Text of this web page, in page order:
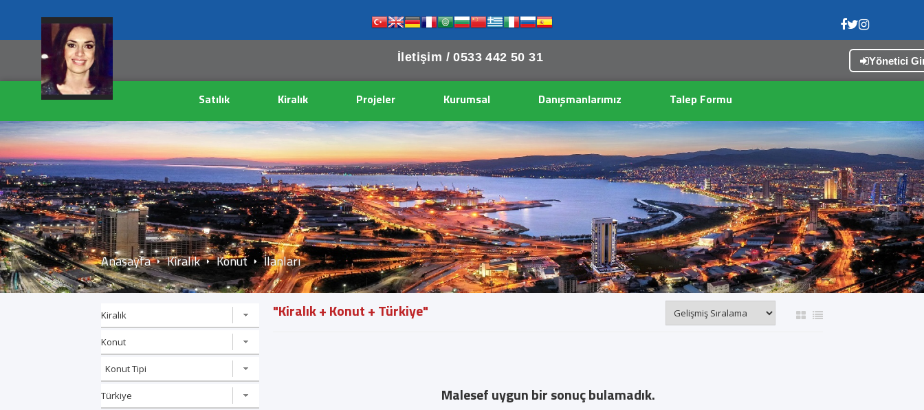
İletişim /0533 442 50 31 Yönetici
Satılık Kiralık Projeler Kurumsal Danışmanlarımız Talep Formu
Anasayfa Kiralık Konut İlanları
"Kiralık + Konut + Türkiye"
Malesef uygun bir sonuç bulamadık.